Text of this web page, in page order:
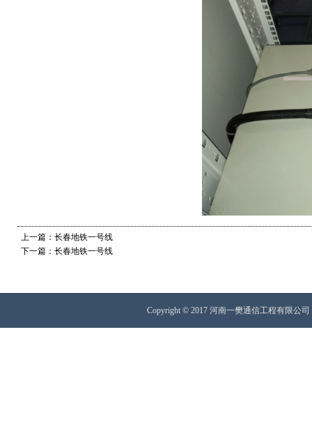
上一篇：长春地铁一号线
下一篇：长春地铁一号线
Copyright © 2017 河南一樊通信工程有限公